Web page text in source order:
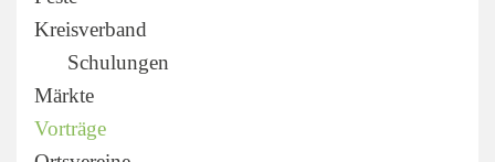
Kreisverband
Schulungen
Märkte
Vorträge